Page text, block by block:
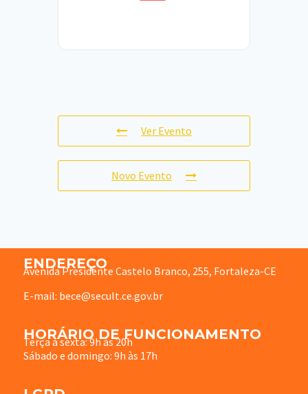
Ver Evento
Novo Evento
ENDEREÇO
Avenida Presidente Castelo Branco, 255, Fortaleza-CE
E-mail: bece@secult.ce.gov.br
HORÁRIO DE FUNCIONAMENTO
Terça à sexta: 9h às 20h
Sábado e domingo: 9h às 17h